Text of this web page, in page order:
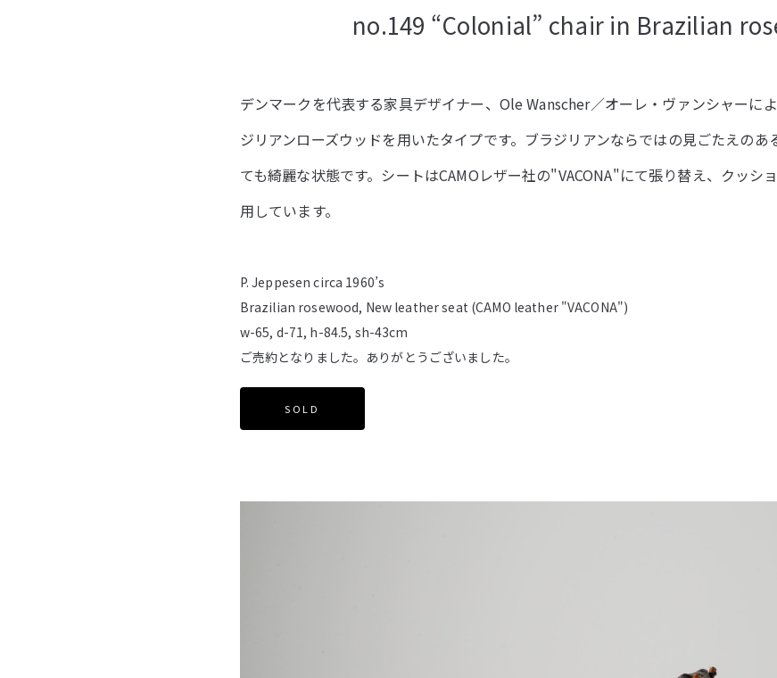
no.149 “Colonial” chair in Brazilian
デンマークを代表する家具デザイナー、Ole Wanscher／オーレ・ヴァンシャーに
ジリアンローズウッドを用いたタイプです。ブラジリアンならではの見ごたえのあ
ても綺麗な状態です。シートはCAMOレザー社の"VACONA"にて張り替え、クッシ
用しています。
P. Jeppesen circa 1960’s
Brazilian rosewood, New leather seat (CAMO leather "VACONA")
w-65, d-71, h-84.5, sh-43cm
ご売約となりました。ありがとうございました。
SOLD